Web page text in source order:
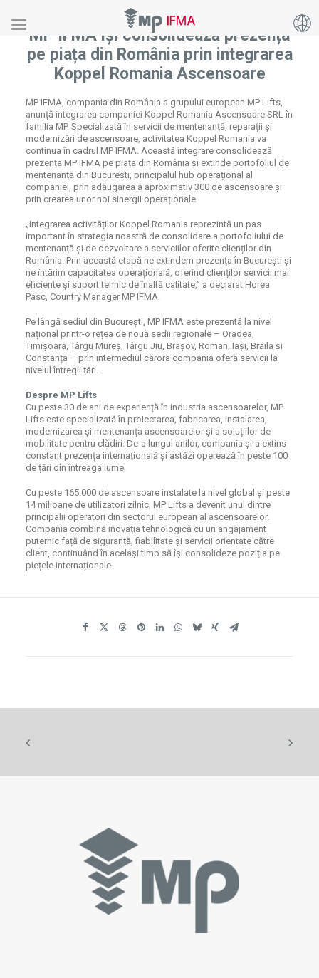
MP IFMA își consolidează prezența
pe piața din România prin integrarea
Koppel Romania Ascensoare
MP IFMA, compania din România a grupului european MP Lifts,
anunță integrarea companiei Koppel Romania Ascensoare SRL în
familia MP. Specializată în servicii de mentenanță, reparații și
modernizări de ascensoare, activitatea Koppel Romania va
continua în cadrul MP IFMA. Această integrare consolidează
prezența MP IFMA pe piața din România și extinde portofoliul de
mentenanță din București, principalul hub operațional al
companiei, prin adăugarea a aproximativ 300 de ascensoare și
prin crearea unor noi sinergii operaționale.
„Integrarea activităților Koppel Romania reprezintă un pas
important în strategia noastră de consolidare a portofoliului de
mentenanță și de dezvoltare a serviciilor oferite clienților din
România. Prin această etapă ne extindem prezența în București și
ne întărim capacitatea operațională, oferind clienților servicii mai
eficiente și suport tehnic de înaltă calitate,” a declarat Horea
Pasc, Country Manager MP IFMA.
Pe lângă sediul din București, MP IFMA este prezentă la nivel
național printr-o rețea de nouă sedii regionale – Oradea,
Timișoara, Târgu Mureș, Târgu Jiu, Brașov, Roman, Iași, Brăila și
Constanța – prin intermediul cărora compania oferă servicii la
nivelul întregii țări.
Despre MP Lifts
Cu peste 30 de ani de experiență în industria ascensoarelor, MP
Lifts este specializată în proiectarea, fabricarea, instalarea,
modernizarea și mentenanța ascensoarelor și a soluțiilor de
mobilitate pentru clădiri. De-a lungul anilor, compania și-a extins
constant prezența internațională și astăzi operează în peste 100
de țări din întreaga lume.
Cu peste 165.000 de ascensoare instalate la nivel global și peste
14 milioane de utilizatori zilnic, MP Lifts a devenit unul dintre
principalii operatori din sectorul european al ascensoarelor.
Compania combină inovația tehnologică cu un angajament
puternic față de siguranță, fiabilitate și servicii orientate către
client, continuând în același timp să își consolideze poziția pe
piețele internaționale.